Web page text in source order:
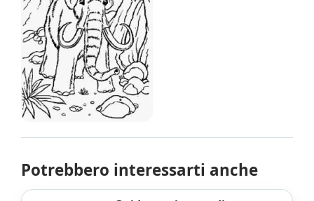
Potrebbero interessarti anche